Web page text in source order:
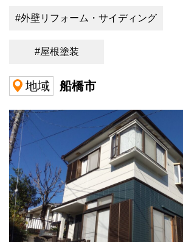
#外壁リフォーム・サイディング
#屋根塗装
地域 船橋市